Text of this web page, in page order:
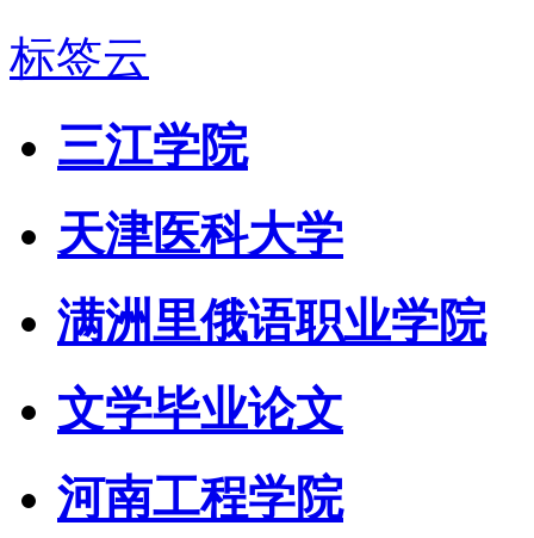
标签云
三江学院
天津医科大学
满洲里俄语职业学院
文学毕业论文
河南工程学院